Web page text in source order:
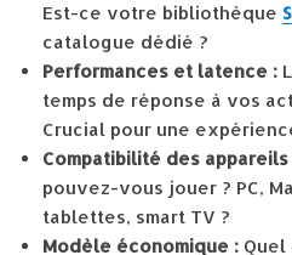
Est-ce votre bibliothèque
catalogue dédié ?
Performances et latence :
temps de réponse à vos
Crucial pour une
Compatibilité des appareils
pouvez-vous jouer ? PC,
tablettes, smart TV ?
Modèle économique :